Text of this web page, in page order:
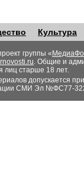
Культура
группы «
. Общие и
лиц старше 18 лет.
допускается
СМИ Эл №ФС77-